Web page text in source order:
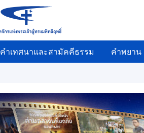
คำเทศนาและสามัคคีธรรม คำพยาน